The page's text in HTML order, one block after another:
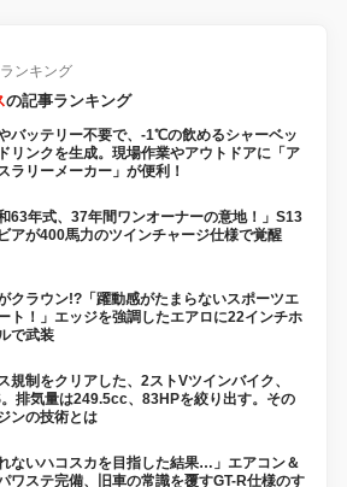
ランキング
の記事ランキング
バッテリー不要で、-1℃の飲めるシャーベッ
リンクを生成。現場作業やアウトドアに「ア
ラリーメーカー」が便利！
和63年式、37年間ワンオーナーの意地！」S13
アが400馬力のツインチャージ仕様で覚醒
クラウン!?「躍動感がたまらないスポーツエ
ト！」エッジを強調したエアロに22インチホ
で武装
規制をクリアした、2ストVツインバイク、
排気量は249.5cc、83HPを絞り出す。その
ンの技術とは
れないハコスカを目指した結果…」エアコン＆
ワステ完備、旧車の常識を覆すGT-R仕様のす